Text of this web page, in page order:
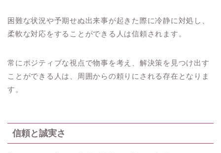
困難な状況や予期せぬ出来事が起きた際に冷静に対処し、
柔軟な対応をすることができる人は信頼されます。
常にポジティブな視点で物事を考え、解決策を見つけ出す
ことができる人は、周囲からの頼りにされる存在となりま
す。
信頼と誠実さ